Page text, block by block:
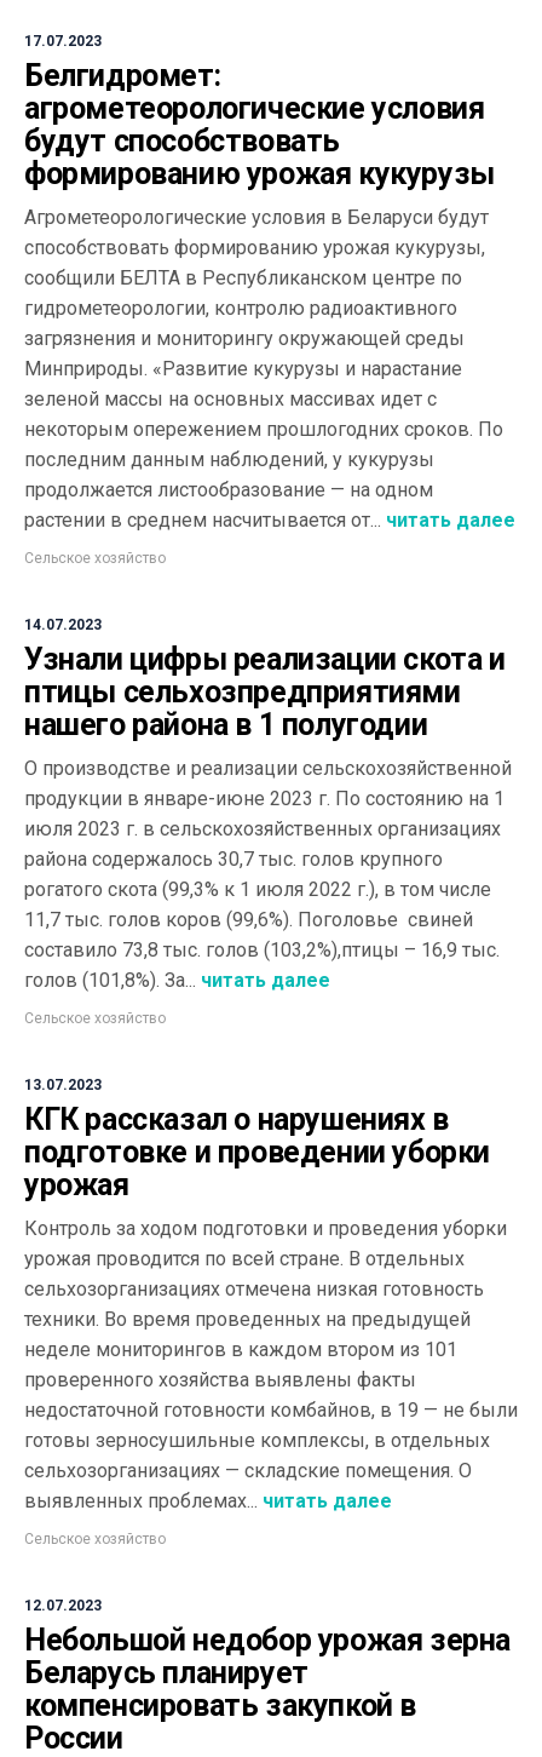
17.07.2023
Белгидромет:
агрометеорологические условия
будут способствовать
формированию урожая кукурузы
Агрометеорологические условия в Беларуси будут
способствовать формированию урожая кукурузы,
сообщили БЕЛТА в Республиканском центре по
гидрометеорологии, контролю радиоактивного
загрязнения и мониторингу окружающей среды
Минприроды. «Развитие кукурузы и нарастание
зеленой массы на основных массивах идет с
некоторым опережением прошлогодних сроков. По
последним данным наблюдений, у кукурузы
продолжается листообразование — на одном
растении в среднем насчитывается от... читать далее
Сельское хозяйство
14.07.2023
Узнали цифры реализации скота и
птицы сельхозпредприятиями
нашего района в 1 полугодии
О производстве и реализации сельскохозяйственной
продукции в январе-июне 2023 г. По состоянию на 1
июля 2023 г. в сельскохозяйственных организациях
района содержалось 30,7 тыс. голов крупного
рогатого скота (99,3% к 1 июля 2022 г.), в том числе
11,7 тыс. голов коров (99,6%). Поголовье свиней
составило 73,8 тыс. голов (103,2%),птицы – 16,9 тыс.
голов (101,8%). За... читать далее
Сельское хозяйство
13.07.2023
КГК рассказал о нарушениях в
подготовке и проведении уборки
урожая
Контроль за ходом подготовки и проведения уборки
урожая проводится по всей стране. В отдельных
сельхозорганизациях отмечена низкая готовность
техники. Во время проведенных на предыдущей
неделе мониторингов в каждом втором из 101
проверенного хозяйства выявлены факты
недостаточной готовности комбайнов, в 19 — не были
готовы зерносушильные комплексы, в отдельных
сельхозорганизациях — складские помещения. О
выявленных проблемах... читать далее
Сельское хозяйство
12.07.2023
Небольшой недобор урожая зерна
Беларусь планирует
компенсировать закупкой в
России